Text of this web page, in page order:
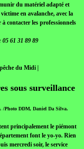
du matériel adapté et
en avalanche, avec la
contacter les professionnels
61 31 89 89
du Midi |
sous surveillance
/Photo DDM, Daniel Da Silva.
principalement le piémont
font le yo-yo. Rien
mercredi soir, le service